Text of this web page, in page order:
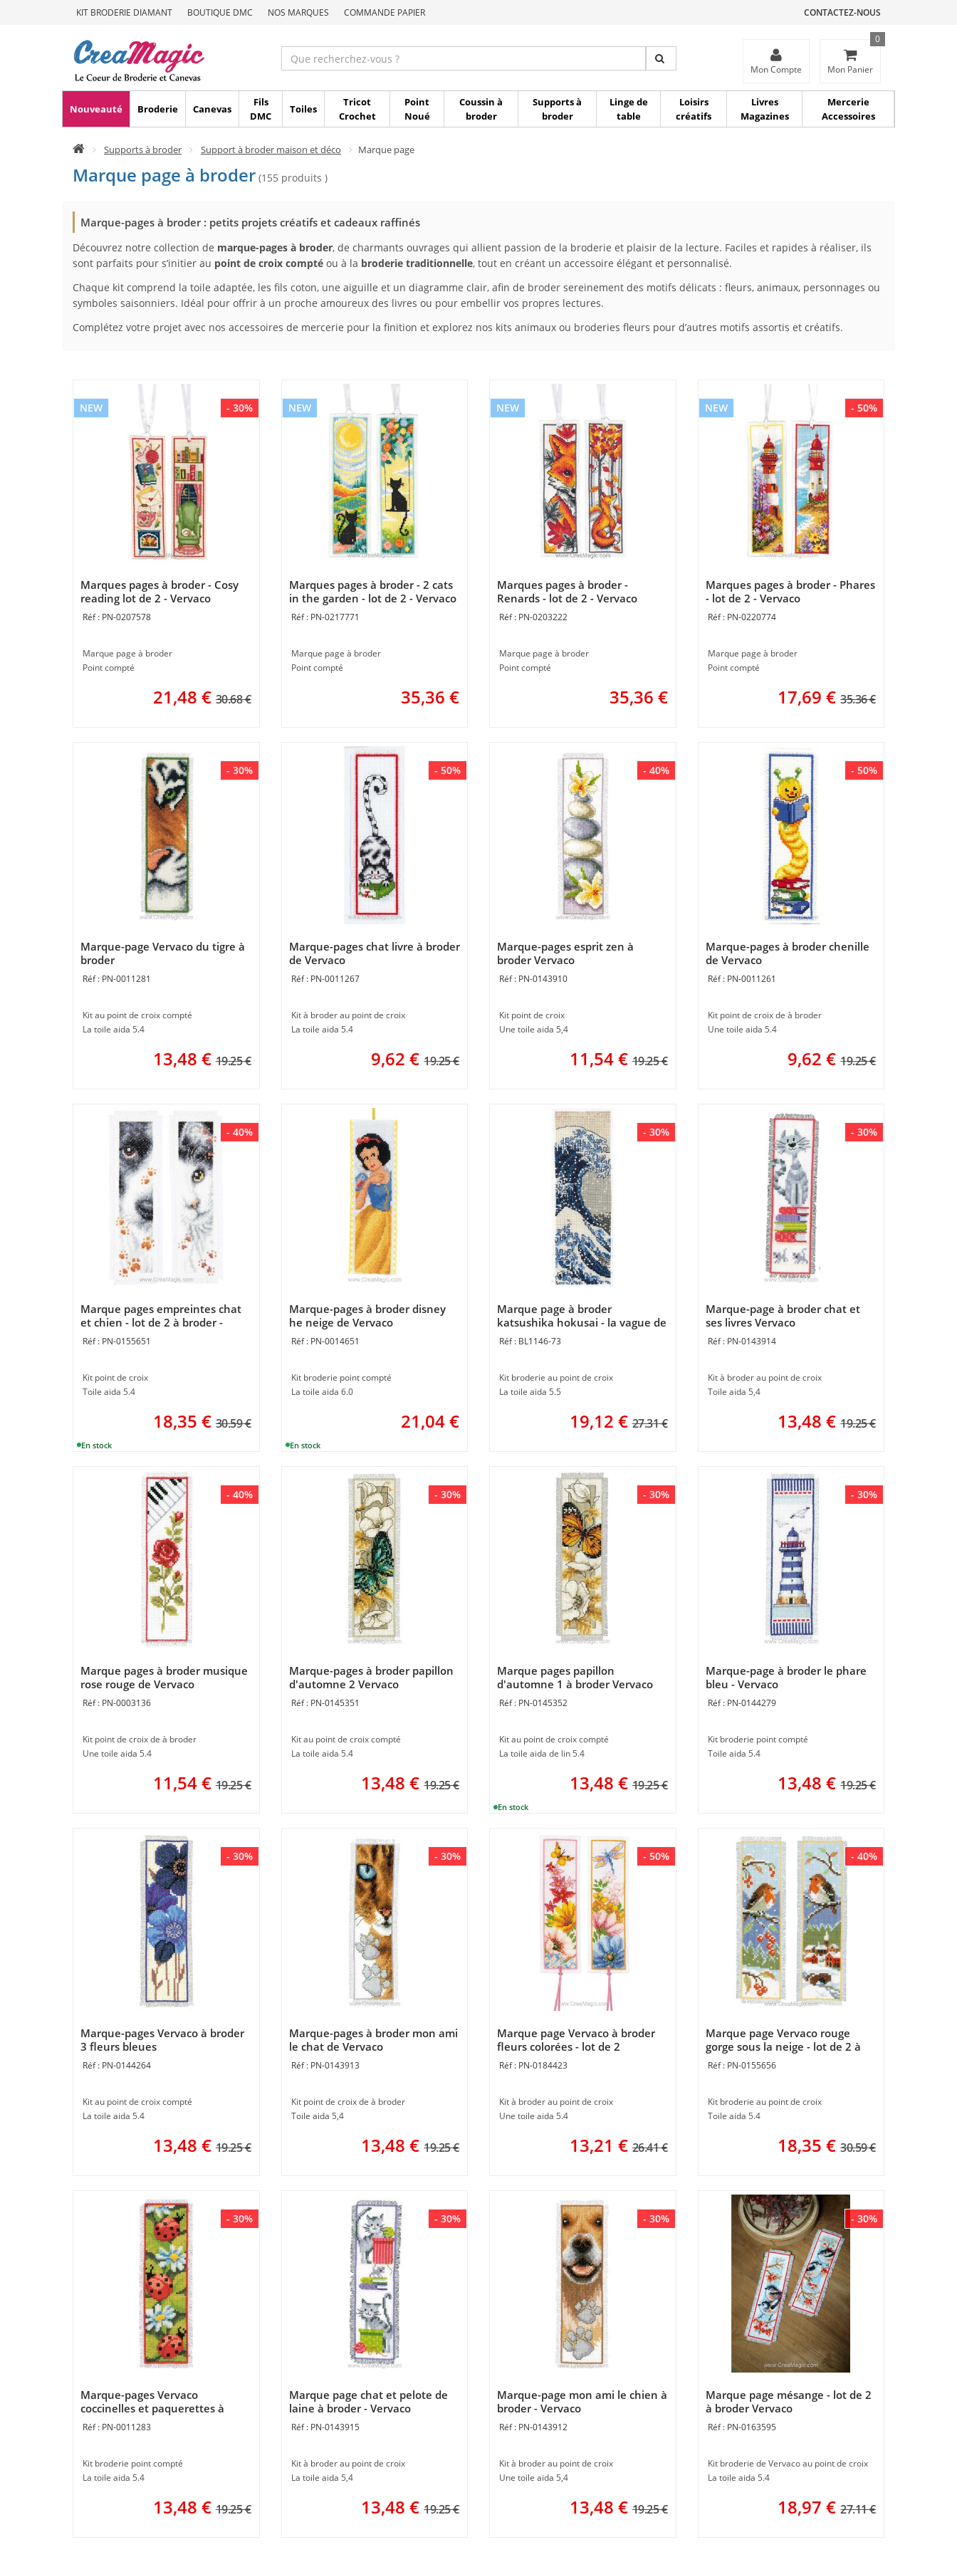
KIT BRODERIE DIAMANT BOUTIQUE DMC NOS MARQUES COMMANDE PAPIER CONTACTEZ-NOUS
Mon Compte Mon Panier
0
Nouveauté Broderie Canevas
Fils
DMC
Toiles
Tricot
Crochet
Point
Noué
Coussin à
broder
Supports à
broder
Linge de
table
Loisirs
créatifs
Livres
Magazines
Mercerie
Accessoires
Supports à broder Support à broder maison et déco Marque page
Marque page à broder (155 produits )
Marque-pages à broder : petits projets créatifs et cadeaux raffinés
Découvrez notre collection de marque-pages à broder, de charmants ouvrages qui allient passion de la broderie et plaisir de la lecture. Faciles et rapides à réaliser, ils
sont parfaits pour s’initier au point de croix compté ou à la broderie traditionnelle, tout en créant un accessoire élégant et personnalisé.
Chaque kit comprend la toile adaptée, les fils coton, une aiguille et un diagramme clair, afin de broder sereinement des motifs délicats : fleurs, animaux, personnages ou
symboles saisonniers. Idéal pour offrir à un proche amoureux des livres ou pour embellir vos propres lectures.
Complétez votre projet avec nos accessoires de mercerie pour la finition et explorez nos kits animaux ou broderies fleurs pour d’autres motifs assortis et créatifs.
- 30%
NEW
Marques pages à broder - Cosy
reading lot de 2 - Vervaco
PN-0207578
Marque page à broder
Point compté
21,48 € 30.68 €
NEW
Marques pages à broder - 2 cats
in the garden - lot de 2 - Vervaco
PN-0217771
Marque page à broder
Point compté
35,36 €
NEW
Marques pages à broder -
Renards - lot de 2 - Vervaco
PN-0203222
Marque page à broder
Point compté
35,36 €
- 50%
NEW
Marques pages à broder - Phares
- lot de 2 - Vervaco
PN-0220774
Marque page à broder
Point compté
17,69 € 35.36 €
- 30%
Marque-page Vervaco du tigre à
broder
PN-0011281
Kit au point de croix compté
La toile aida 5.4
13,48 € 19.25 €
- 50%
Marque-pages chat livre à broder
de Vervaco
PN-0011267
Kit à broder au point de croix
La toile aida 5.4
9,62 € 19.25 €
- 40%
Marque-pages esprit zen à
broder Vervaco
PN-0143910
Kit point de croix
Une toile aida 5,4
11,54€ 19.25 €
- 50%
Marque-pages à broder chenille
de Vervaco
PN-0011261
Kit point de croix de à broder
Une toile aida 5.4
9,62 € 19.25 €
- 40%
Marque pages empreintes chat
et chien - lot de 2 à broder -
VervacoPN-0155651
Kit point de croix
Toile aida 5.4
18,35 € 30.59 €
Marque-pages à broder disney
he neige de Vervaco
PN-0014651
Kit broderie point compté
La toile aida 6.0
21,04€
- 30%
Marque page à broder
katsushika hokusai - la vague de
DMCBL1146-73
Kit broderie au point de croix
La toile aida 5.5
19,12 € 27.31 €
- 30%
Marque-page à broder chat et
ses livres Vervaco
PN-0143914
Kit à broder au point de croix
Toile aida 5,4
13,48 € 19.25 €
- 40%
Marque pages à broder musique
rose rouge de Vervaco
PN-0003136
Kit point de croix de à broder
Une toile aida 5.4
11,54€ 19.25 €
- 30%
Marque-pages à broder papillon
d'automne 2 Vervaco
PN-0145351
Kit au point de croix compté
La toile aida 5.4
13,48 € 19.25 €
- 30%
Marque pages papillon
d'automne 1 à broder Vervaco
PN-0145352
Kit au point de croix compté
La toile aida de lin 5.4
13,48 € 19.25 €
- 30%
Marque-page à broder le phare
bleu - Vervaco
PN-0144279
Kit broderie point compté
Toile aida 5.4
13,48 € 19.25 €
- 30%
Marque-pages Vervaco à broder
3 fleurs bleues
PN-0144264
Kit au point de croix compté
La toile aida 5.4
13,48 € 19.25 €
- 30%
Marque-pages à broder mon ami
le chat de Vervaco
PN-0143913
Kit point de croix de à broder
Toile aida 5,4
13,48 € 19.25 €
- 50%
Marque page Vervaco à broder
fleurs colorées - lot de 2
PN-0184423
Kit à broder au point de croix
Une toile aida 5.4
13,21 € 26.41 €
- 40%
Marque page Vervaco rouge
gorge sous la neige - lot de 2 à
broderPN-0155656
Kit broderie au point de croix
Toile aida 5.4
18,35 € 30.59 €
- 30%
Marque-pages Vervaco
coccinelles et paquerettes à
broderPN-0011283
Kit broderie point compté
La toile aida 5.4
13,48 € 19.25 €
- 30%
Marque page chat et pelote de
laine à broder - Vervaco
PN-0143915
Kit à broder au point de croix
La toile aida 5,4
13,48 € 19.25 €
- 30%
Marque-page mon ami le chien à
broder - Vervaco
PN-0143912
Kit à broder au point de croix
Une toile aida 5,4
13,48 € 19.25 €
- 30%
Marque page mésange - lot de 2
à broder Vervaco
PN-0163595
Kit broderie de Vervaco au point de croix
La toile aida 5.4
18,97 € 27.11 €